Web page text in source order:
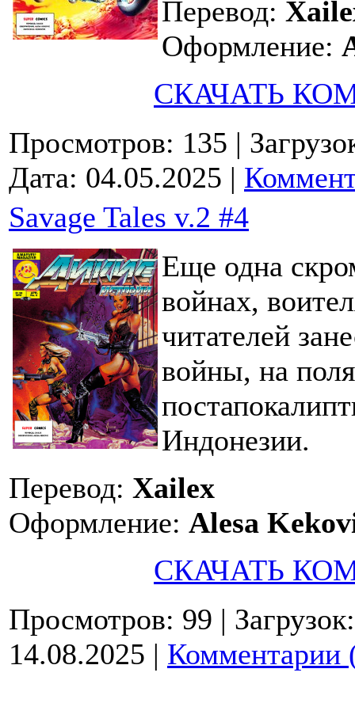
Перевод:
Оформление:
СКАЧАТЬ
Просмотров: 135 |
Дата: 04.05.2025 |
Savage Tales v.2 #4
Еще одна
войнах,
читателей
войны, на
Индонезии.
Перевод: Xailex
Оформление: Alesa
СКАЧАТЬ
Просмотров: 99 |
14.08.2025 | Комментарии